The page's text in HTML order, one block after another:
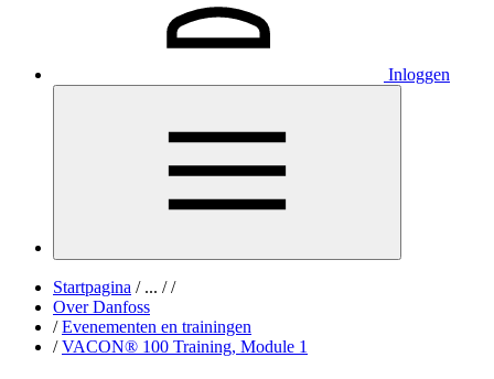
Inloggen
Startpagina /... / /
Over Danfoss
/ Evenementen en trainingen
/ VACON® 100 Training, Module 1